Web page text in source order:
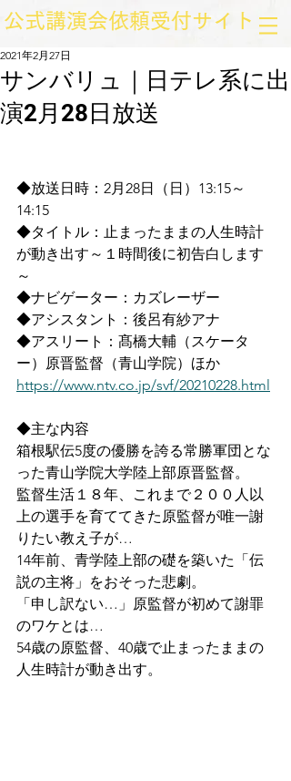
​公式講演会依頼受付サイト
サンバリュ｜日テレ系に出
演2月28日放送
2021年2月27日
◆放送日時：2月28日（日）13:15～
14:15
◆タイトル： 止まったままの人生時計
が動き出す～１時間後に初告白します
～
◆ナビゲーター：カズレーザー
◆アシスタント：後呂有紗アナ
◆アスリート：髙橋大輔（スケータ
ー）原晋監督（青山学院）ほか
https://www.ntv.co.jp/svf/20210228.html
◆主な内容
箱根駅伝5度の優勝を誇る常勝軍団とな
った青山学院大学陸上部原晋監督。
監督生活１８年、これまで２００人以
上の選手を育ててきた原監督が唯一謝
りたい教え子が…
14年前、青学陸上部の礎を築いた「伝
説の主将」をおそった悲劇。
「申し訳ない…」原監督が初めて謝罪
のワケとは…
54歳の原監督、40歳で止まったままの
人生時計が動き出す。